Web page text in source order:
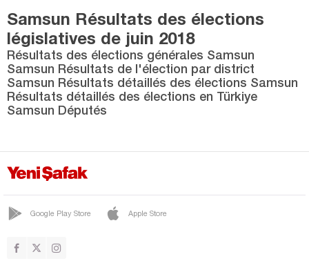
Samsun Résultats des élections
législatives de juin 2018
Résultats des élections générales Samsun
Samsun Résultats de l'élection par district
Samsun Résultats détaillés des élections Samsun
Résultats détaillés des élections en Türkiye
Samsun Députés
Google Play Store Apple Store